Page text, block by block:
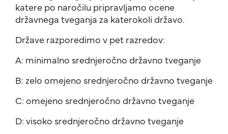
katere po naročilu pripravljamo ocene
državnega tveganja za katerokoli državo.
Države razporedimo v pet razredov:
A: minimalno srednjeročno državno tveganje
B: zelo omejeno srednjeročno državno tveganje
C: omejeno srednjeročno državno tveganje
D: visoko srednjeročno državno tveganje